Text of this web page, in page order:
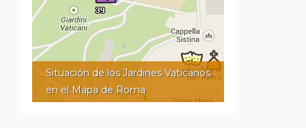
Situación de los Jardines Vaticanos
en el Mapa de Roma